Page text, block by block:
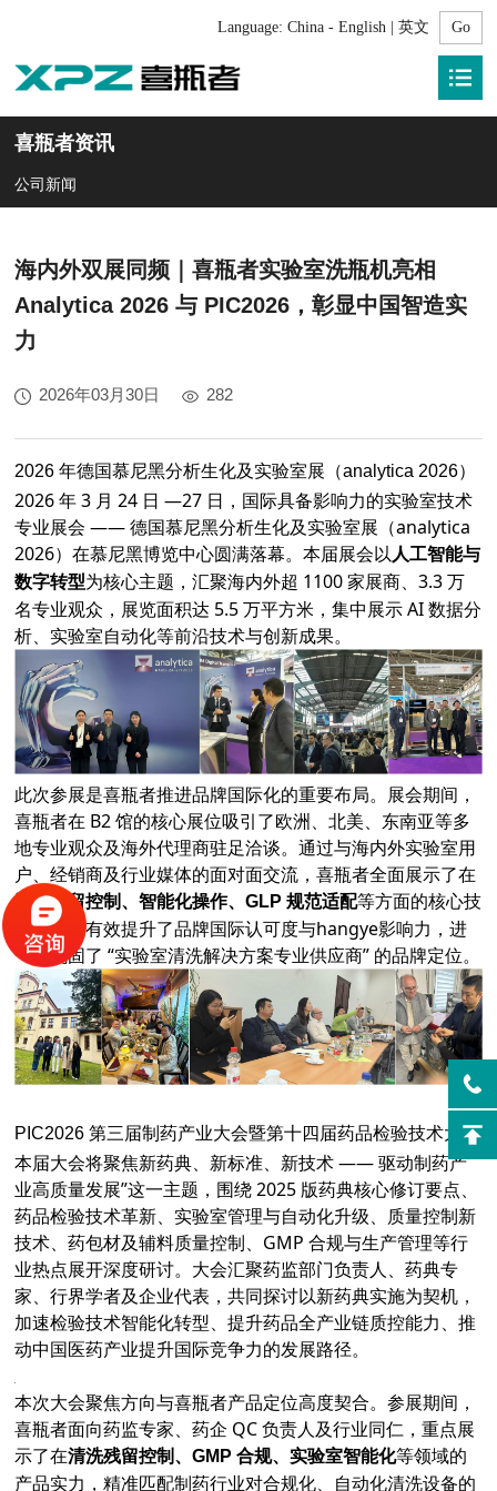
Language: China - English | 英文
喜瓶者资讯
公司新闻
海内外双展同频｜喜瓶者实验室洗瓶机亮相
Analytica 2026 与 PIC2026，彰显中国智造实
力
2026年03月30日 282
2026 年德国慕尼黑分析生化及实验室展（analytica 2026）
2026 年 3 月 24 日 —27 日，国际具备影响力的实验室技术
专业展会 —— 德国慕尼黑分析生化及实验室展（analytica
2026）在慕尼黑博览中心圆满落幕。本届展会以 人工智能与
数字转型为核心主题，汇聚海内外超 1100 家展商、3.3 万
名专业观众，展览面积达 5.5 万平方米，集中展示 AI 数据分
析、实验室自动化等前沿技术与创新成果。
此次参展是喜瓶者推进品牌国际化的重要布局。展会期间，
喜瓶者在 B2 馆的核心展位吸引了欧洲、北美、东南亚等多
地专业观众及海外代理商驻足洽谈。通过与海内外实验室用
户、经销商及行业媒体的面对面交流，喜瓶者全面展示了在
清洗残留控制、智能化操作、GLP 规范适配等方面的核心技
术优势，有效提升了品牌国际认可度与hangye影响力，进
一步巩固了 “实验室清洗解决方案专业供应商” 的品牌定位。
PIC2026 第三届制药产业大会暨第十四届药品检验技术大会
本届大会将聚焦新药典、新标准、新技术 —— 驱动制药产
业高质量发展”这一主题，围绕 2025 版药典核心修订要点、
药品检验技术革新、实验室管理与自动化升级、质量控制新
技术、药包材及辅料质量控制、GMP 合规与生产管理等行
业热点展开深度研讨。大会汇聚药监部门负责人、药典专
家、行界学者及企业代表，共同探讨以新药典实施为契机，
加速检验技术智能化转型、提升药品全产业链质控能力、推
动中国医药产业提升国际竞争力的发展路径。
本次大会聚焦方向与喜瓶者产品定位高度契合。参展期间，
喜瓶者面向药监专家、药企 QC 负责人及行业同仁，重点展
示了在清洗残留控制、GMP 合规、实验室智能化等领域的
产品实力，精准匹配制药行业对合规化、自动化清洗设备的